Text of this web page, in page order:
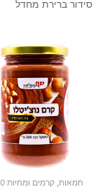
חמאות, קרמים ומחיות 300 גרם